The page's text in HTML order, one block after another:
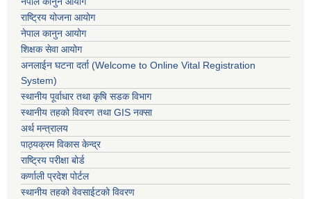
राष्ट्रिय योजना आयोग
नेपाल कानुन आयोग
शिक्षक सेवा आयोग
अनलाईन घटना दर्ता (Welcome to Online Vital Registration
System)
स्थानीय पूर्वाधार तथा कृषि सडक विभाग
स्थानीय तहको विवरण तथा GIS नक्सा
अर्थ मन्त्रालय
पाठ्यक्रम विकास केन्द्र
राष्ट्रिय परीक्षा बोर्ड
कर्णाली प्रदेश पोर्टल
स्थानीय तहको वेवसाईटको विवरण